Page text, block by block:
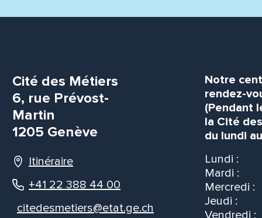
Cité des Métiers
6, rue Prévost-
Martin
1205 Genève
Itinéraire
+41 22 388 44 00
citedesmetiers@etat.ge.ch
Notre
rendez-
(Pendant
la Cité
du lundi
Lundi :
Mardi :
Mercredi :
Jeudi :
Vendredi :